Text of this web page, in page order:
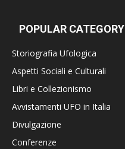
POPULAR CATEGORY
Storiografia Ufologica
Aspetti Sociali e Culturali
Libri e Collezionismo
Avvistamenti UFO in Italia
Divulgazione
Conferenze